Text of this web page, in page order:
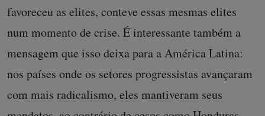
favoreceu as elites, conteve essas mesmas elites
num momento de crise. É interessante também a
mensagem que isso deixa para a América Latina:
nos países onde os setores progressistas avançaram
com mais radicalismo, eles mantiveram seus